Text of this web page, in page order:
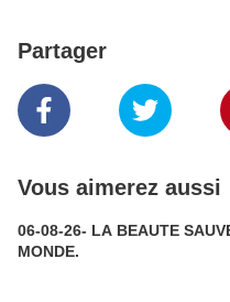
Partager
Vous aimerez aussi
06-08-26- LA BEAUTE
MONDE.